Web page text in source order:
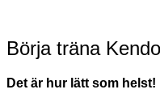
Börja träna
Det är hur lätt som helst!